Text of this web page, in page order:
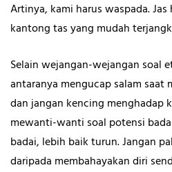
Artinya, kami harus waspada.
kantong tas yang mudah
Selain wejangan-wejangan soal
antaranya mengucap salam saat
dan jangan kencing menghadap
mewanti-wanti soal potensi
badai, lebih baik turun. Jangan
daripada membahayakan diri